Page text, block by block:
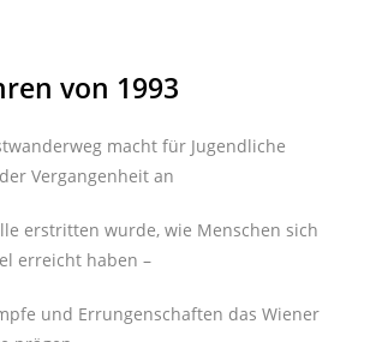
von 1993
macht für Jugendliche
Vergangenheit an
erstritten wurde, wie Menschen sich
erreicht haben –
und Errungenschaften das Wiener